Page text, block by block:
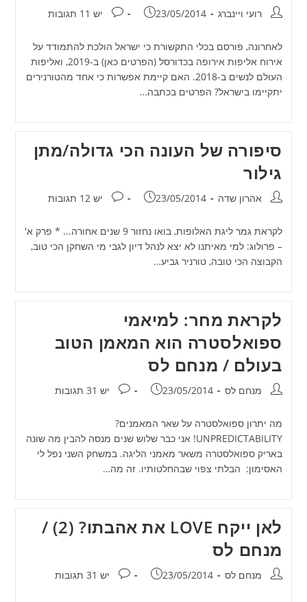
מחבר:רועי ויינברג פורסם:
23/05/2014 תגובות:
יש 11 תגובות
לאחרונה, פורסם בכלי התקשורת כי ישראל הולכת להתמודד על
אירוח אליפות אירופה בכדורסל (הפרטים כאן) ב-2019, ואליפות
העולם לנשים ב-2018. האם קיימת אפשרות כי אחד מהטורנירים
יתקיימו בישראל? הפרטים בכתבה…
סיפורה של העונה הכי גדולה/מתן
גילור
מחבר:אהרון שדה פורסם:
23/05/2014 תגובות:
יש 12 תגובות
לקראת גמר ליגת האלופות, בואו נחזור 9 שנים אחורה... * פרק א'
– פרולוג: למי מאיתנו לא יצא לנהל דיון לגבי מי השחקן הכי טוב,
הקבוצה הכי טובה, טורניר גביע…
לקראת מחר: למיאמי
ספואלסטרה הוא המאמן הטוב
בעולם / מנחם לס
מחבר:מנחם לס פורסם:
23/05/2014 תגובות:
יש 31 תגובות
מה יתרון ספואלסטרה על שאר המאמנים?
UNPREDICTABILITY! אני כבר שלוש שנים מנסה להבין מה שונה
באריק ספואלסטרה משאר מאמני הליגה. במשחק השני נפל לי
האסימון: הבלתי צפוי שבהחלטותיו. זה מה…
לאן ייקח LOVE את אהבתו? (2) /
מנחם לס
מחבר:מנחם לס פורסם:
23/05/2014 תגובות:
יש 31 תגובות